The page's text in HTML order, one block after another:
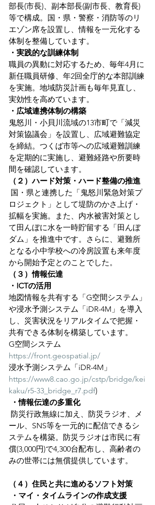
部長(市長)、副本部長(副市長、教育長)
等で構成。国・県・警察・消防等のリ
エゾン席を設置し、情報を一元化する
体制を整備しています。
・実践的な訓練体制
職員の異動に対応するため、毎年4月に
新任職員研修、年2回全庁的な本部訓練
を実施。地域防災計画も毎年見直し、
実効性を高めています。
・広域連携体制の構築
鬼怒川・小貝川流域の13市町で「減災
対策協議会」を設置し、広域避難協定
を締結。つくば市等への広域避難訓練
を定期的に実施し、避難経路や所要時
間を確認しています。
（２）ハード対策・ハード整備の推進
国・県と連携した「鬼怒川緊急対策プ
ロジェクト」として堤防のかさ上げ・
拡幅を実施。また、内水被害対策とし
て田んぼに水を一時貯留する「田んぼ
ダム」を推進中です。さらに、避難所
となる小中学校への冷房設置も来年度
から開始予定とのことでした。
（３）情報伝達
・ICTの活用
地図情報を共有する「G空間システム」
や浸水予測システム「iDR-4M」を導入
し、災害状況をリアルタイムで把握・
共有できる体制を構築しています。
G空間システム
https://front.geospatial.jp/
浸水予測システム「iDR-4M」
https://www8.cao.go.jp/cstp/bridge/kei
kaku/r5-33_bridge_r7.pdf)
・情報伝達の多重化
防災行政無線に加え、防災ラジオ、メ
ール、SNS等を一元的に配信できるシ
ステムを構築。防災ラジオは市民に有
償(3,000円)で4,300台配布し、高齢者の
みの世帯には無償提供しています。
（４）住民と共に進めるソフト対策
・マイ・タイムラインの作成支援